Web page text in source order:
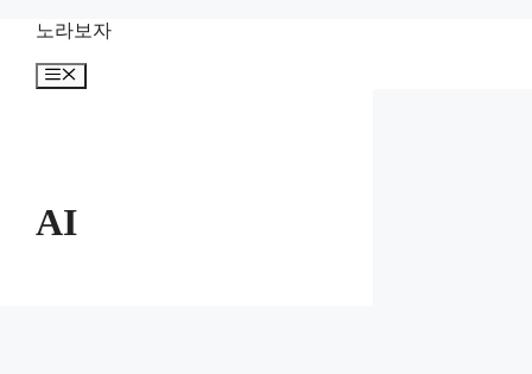
노라보자
메
AI